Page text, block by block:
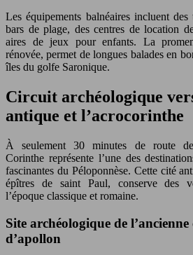
Les équipements balnéaires incluent des
bars de plage, des centres de location
aires de jeux pour enfants. La
rénovée, permet de longues balades en
îles du golfe Saronique.
Circuit archéologique
antique et l’acrocorinthe
À seulement 30 minutes de route
Corinthe représente l’une des
fascinantes du Péloponnèse. Cette cité
épîtres de saint Paul, conserve des
l’époque classique et romaine.
Site archéologique de
d’apollon